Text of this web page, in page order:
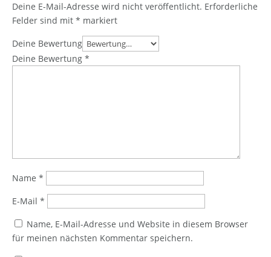
Deine E-Mail-Adresse wird nicht veröffentlicht. Erforderliche
Felder sind mit * markiert
Deine Bewertung
Deine Bewertung *
Name *
E-Mail *
Name, E-Mail-Adresse und Website in diesem Browser
für meinen nächsten Kommentar speichern.